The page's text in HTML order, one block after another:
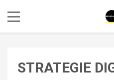
STRATEGIE